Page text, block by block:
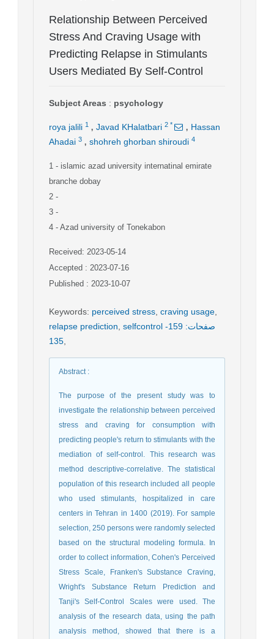
Relationship Between Perceived
Stress And Craving Usage with
Predicting Relapse in Stimulants
Users Mediated By Self-Control
Subject Areas : psychology
roya jalili 1 , Javad KHalatbari 2 * , Hassan
Ahadai 3 , shohreh ghorban shiroudi 4
1 - islamic azad university internatinal emirate
branche dobay
2 -
3 -
4 - Azad university of Tonekabon
Received: 2023-05-14
Accepted : 2023-07-16
Published : 2023-10-07
Keywords: perceived stress craving usage
relapse prediction selfcontrol صفحات: 159-
135
Abstract:
The purpose of the present study was to
investigate the relationship between perceived
stress and craving for consumption with
predicting people's return to stimulants with the
mediation of self-control. This research was
method descriptive-correlative. The statistical
population of this research included all people
who used stimulants, hospitalized in care
centers in Tehran in 1400 (2019). For sample
selection, 250 persons were randomly selected
based on the structural modeling formula. In
order to collect information, Cohen's Perceived
Stress Scale, Franken's Substance Craving,
Wright's Substance Return Prediction and
Tanji's Self-Control Scales were used. The
analysis of the research data, using the path
analysis method, showed that there is a